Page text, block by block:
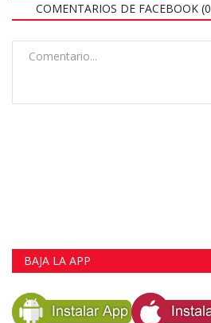
COMENTARIOS DE FACEBOOK (0
BAJA LA APP